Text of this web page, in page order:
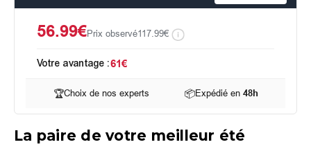
56.99€Prix observé117.99€
Votre avantage :61€
🏆Choix de nos experts 📦Expédié en 48h
La paire de votre meilleur été